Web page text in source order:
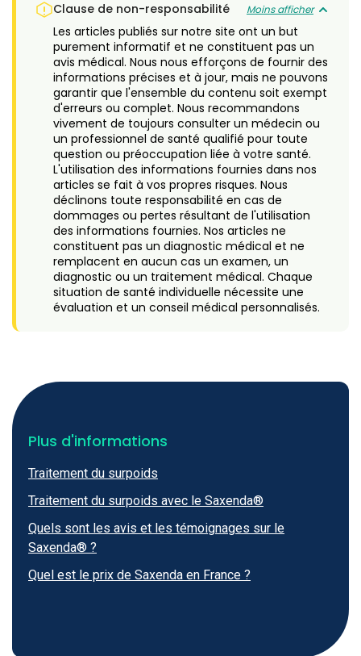
Clause de non-responsabilité Moins afficher
Les articles publiés sur notre site ont un but
purement informatif et ne constituent pas un
avis médical. Nous nous efforçons de fournir des
informations précises et à jour, mais ne pouvons
garantir que l'ensemble du contenu soit exempt
d'erreurs ou complet. Nous recommandons
vivement de toujours consulter un médecin ou
un professionnel de santé qualifié pour toute
question ou préoccupation liée à votre santé.
L'utilisation des informations fournies dans nos
articles se fait à vos propres risques. Nous
déclinons toute responsabilité en cas de
dommages ou pertes résultant de l'utilisation
des informations fournies. Nos articles ne
constituent pas un diagnostic médical et ne
remplacent en aucun cas un examen, un
diagnostic ou un traitement médical. Chaque
situation de santé individuelle nécessite une
évaluation et un conseil médical personnalisés.
Plus d'informations
Traitement du surpoids
Traitement du surpoids avec le Saxenda®
Quels sont les avis et les témoignages sur le
Saxenda® ?
Quel est le prix de Saxenda en France ?